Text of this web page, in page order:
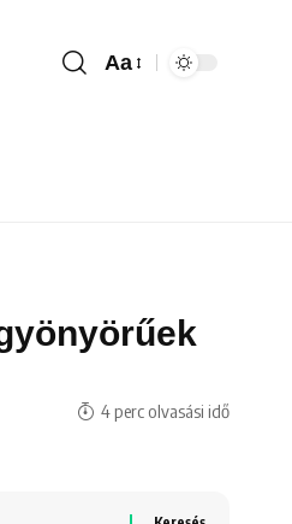
Aa
4 perc olvasási idő